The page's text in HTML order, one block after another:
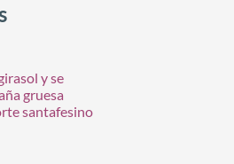
y se
gruesa
santafesino